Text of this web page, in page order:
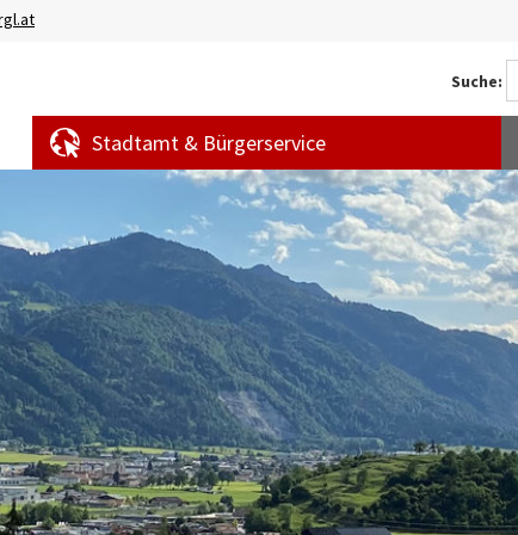
Suche:
Stadtamt & Bürgerservice
Amtstafel
Veranstaltungen
Bürgermeldungen